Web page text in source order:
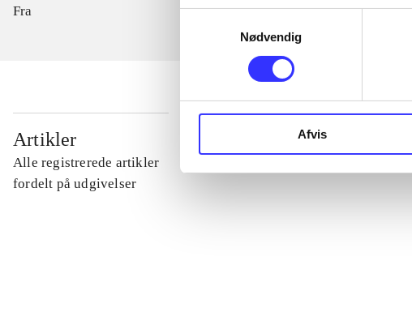
Nødvendig
Afvis
Fra
Artikler
Alle registrerede artikler
fordelt på udgivelser